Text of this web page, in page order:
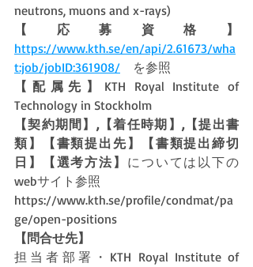
neutrons, muons and x-rays)
【応募資格】
https://www.kth.se/en/api/2.61673/wha
t:job/jobID:361908/ を参照
【配属先】 KTH Royal Institute of
Technology in Stockholm
【契約期間】,【着任時期】,【提出書
類】【書類提出先】【書類提出締切
日】【選考方法】 については以下の
webサイト参照
https://www.kth.se/profile/condmat/pa
ge/open-positions
【問合せ先】
担当者部署・KTH Royal Institute of